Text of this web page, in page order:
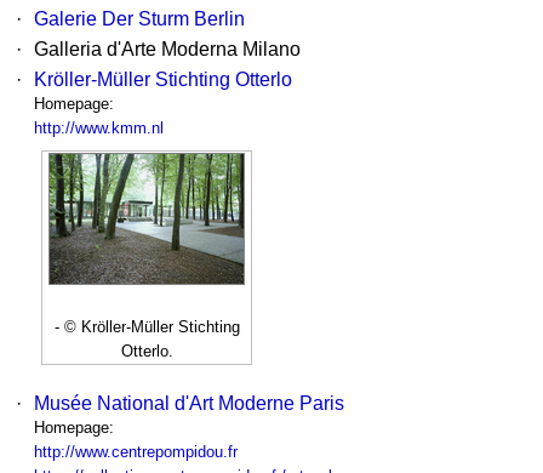
·
Galerie Der Sturm Berlin
·
Galleria d'Arte Moderna Milano
·
Kröller-Müller Stichting Otterlo
Homepage:
http://www.kmm.nl
- © Kröller-Müller Stichting
Otterlo.
· Musée National d'Art Moderne Paris
Homepage:
http://www.centrepompidou.fr